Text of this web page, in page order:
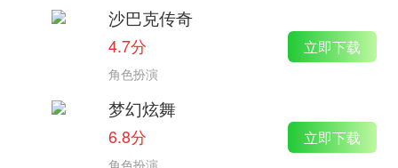
沙巴克传奇
4.7分
角色扮演
立即下载
梦幻炫舞
6.8分
角色扮演
立即下载